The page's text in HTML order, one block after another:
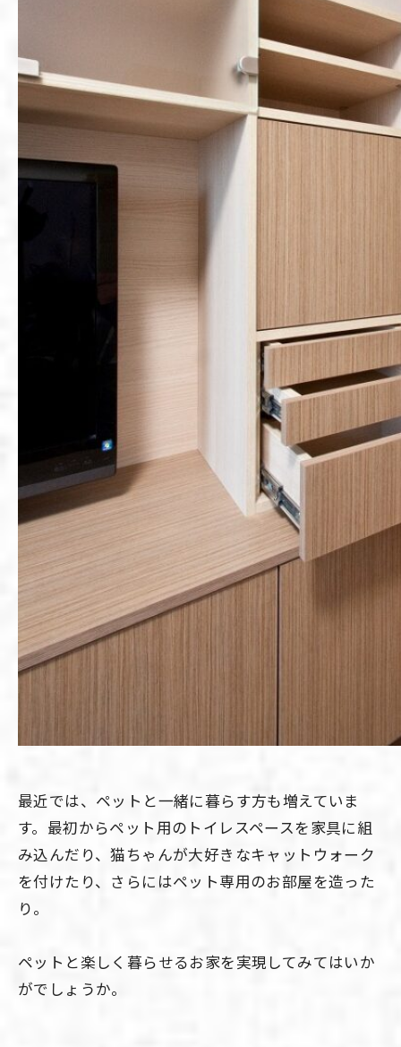
最近では、ペットと一緒に暮らす方も増えていま
す。最初からペット用のトイレスペースを家具に組
み込んだり、猫ちゃんが大好きなキャットウォーク
を付けたり、さらにはペット専用のお部屋を造った
り。
ペットと楽しく暮らせるお家を実現してみてはいか
がでしょうか。